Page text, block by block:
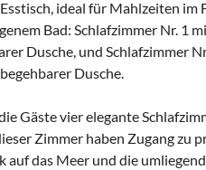
ideal für Mahlzeiten
Bad: Schlafzimmer Nr. 1
Dusche, und Schlafzimmer
Dusche.
Gäste vier elegante
Zimmer haben Zugang zu
auf das Meer und die